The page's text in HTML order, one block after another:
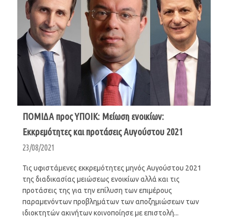
ΠΟΜΙΔΑ προς ΥΠΟΙΚ: Μείωση ενοικίων:
Εκκρεμότητες και προτάσεις Αυγούστου 2021
23/08/2021
Τις υφιστάμενες εκκρεμότητες μηνός Αυγούστου 2021
της διαδικασίας μειώσεως ενοικίων αλλά και τις
προτάσεις της για την επίλυση των επιμέρους
παραμενόντων προβλημάτων των αποζημιώσεων των
ιδιοκτητών ακινήτων κοινοποίησε με επιστολή...